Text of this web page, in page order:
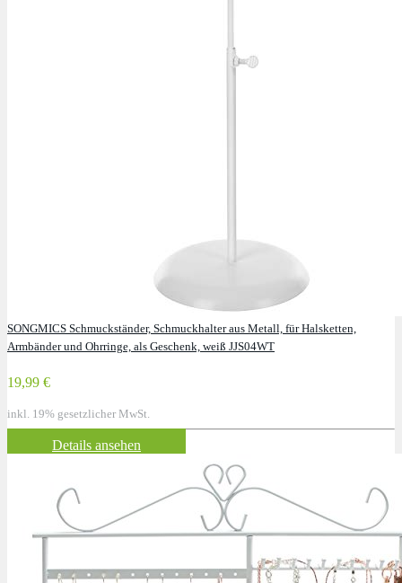
SONGMICS Schmuckständer, Schmuckhalter aus Metall, für Halsketten,
Armbänder und Ohrringe, als Geschenk, weiß JJS04WT
19,99 €
inkl. 19% gesetzlicher MwSt.
Details ansehen